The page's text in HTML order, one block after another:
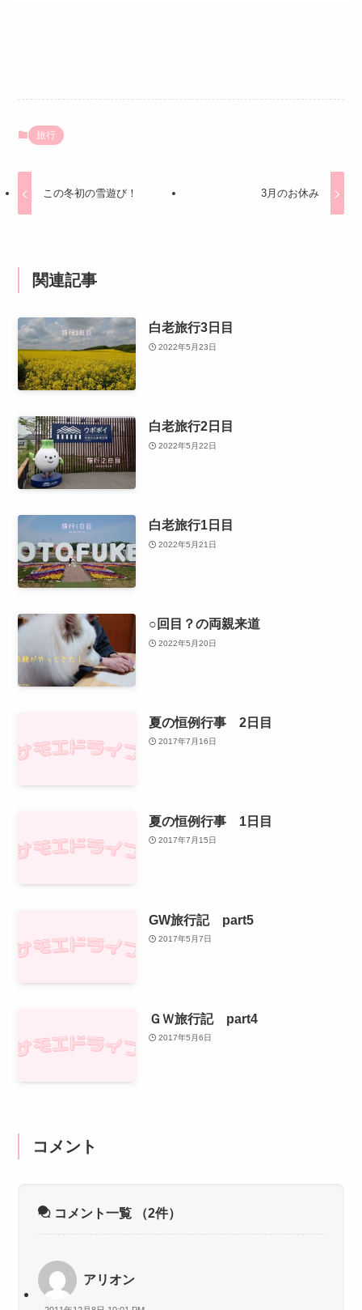
旅行
この冬初の雪遊び！ 3月のお休み
関連記事
白老旅行3日目
2022年5月23日
白老旅行2日目
2022年5月22日
白老旅行1日目
2022年5月21日
○回目？の両親来道
2022年5月20日
夏の恒例行事 2日目
2017年7月16日
夏の恒例行事 1日目
2017年7月15日
GW旅行記 part5
2017年5月7日
ＧＷ旅行記 part4
2017年5月6日
コメント
コメント一覧 （2件）
アリオン